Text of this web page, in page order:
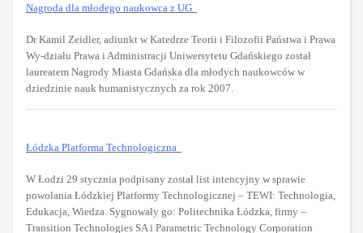
Nagroda dla młodego naukowca z UG
Dr Kamil Zeidler, adiunkt w Katedrze Teorii i Filozofii Państwa i Prawa
Wy-działu Prawa i Administracji Uniwersytetu Gdańskiego został
laureatem Nagrody Miasta Gdańska dla młodych naukowców w
dziedzinie nauk humanistycznych za rok 2007.
Łódzka Platforma Technologiczna
W Łodzi 29 stycznia podpisany został list intencyjny w sprawie
powołania Łódzkiej Platformy Technologicznej – TEWI: Technologia,
Edukacja, Wiedza. Sygnowały go: Politechnika Łódzka, firmy –
Transition Technologies SA i Parametric Technology Corporation